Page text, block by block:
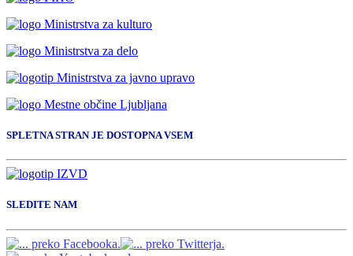
SPLETNA STRAN JE DOSTOPNA VSEM
SLEDITE NAM